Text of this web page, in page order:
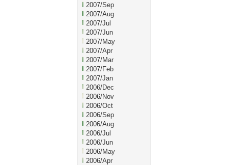
2007/Sep
2007/Aug
2007/Jul
2007/Jun
2007/May
2007/Apr
2007/Mar
2007/Feb
2007/Jan
2006/Dec
2006/Nov
2006/Oct
2006/Sep
2006/Aug
2006/Jul
2006/Jun
2006/May
2006/Apr